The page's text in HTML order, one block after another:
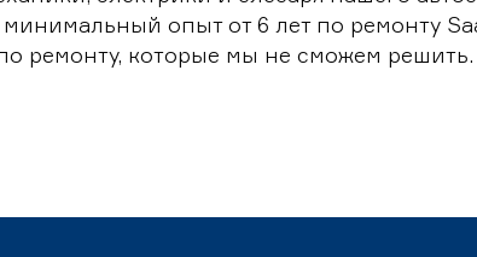
опыт от 6 лет по ремонту
ремонту, которые мы не сможем решить.